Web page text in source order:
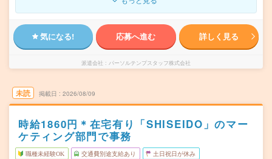
気になる! 応募へ進む 詳しく見る
派遣会社 パーソルテンプスタッフ株式会社
未読 掲載日 2026/08/09
時給1860円＊在宅有り「SHISEIDO」のマー
ケティング部門で事務
職種未経験OK 交通費別途支給あり 土日祝日が休み